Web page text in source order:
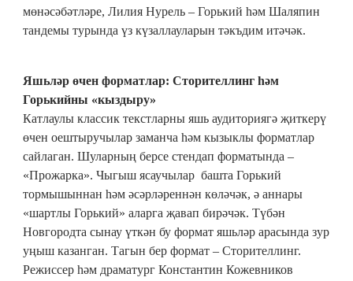
мөнәсәбәтләре, Лилия Нурель – Горький һәм Шаляпин
тандемы турында үз күзаллауларын тәкъдим итәчәк.
Яшьләр өчен форматлар: Сторителлинг һәм
Горькийны «кыздыру»
Катлаулы классик текстларны яшь аудиториягә җиткерү
өчен оештыручылар заманча һәм кызыклы форматлар
сайлаган. Шуларның берсе стендап форматында –
«Прожарка». Чыгыш ясаучылар башта Горький
тормышыннан һәм әсәрләреннән көләчәк, ә аннары
«шартлы Горький» аларга җавап бирәчәк. Түбән
Новгородта сынау үткән бу формат яшьләр арасында зур
уңыш казанган. Тагын бер формат – Сторителлинг.
Режиссер һәм драматург Константин Кожевников